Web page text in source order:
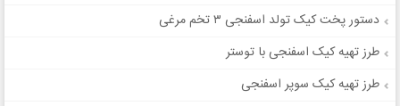
دستور پخت کیک تولد اسفنجی ۳ تخم مرغی
طرز تهیه کیک اسفنجی با توستر
طرز تهیه کیک سوپر اسفنجی